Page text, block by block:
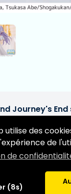
utilise des
de
de
(8s)
Journey's
Frieren In Vorig
réserve de
prévue: